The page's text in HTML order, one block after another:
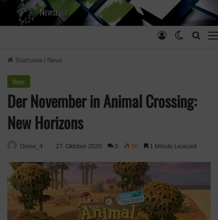
Skin
Anmelden
Startseite / News
News
Der November in Animal Crossing:
New Horizons
Dinoo_4 27. Oktober 2020 0 90 1 Minute Lesezeit